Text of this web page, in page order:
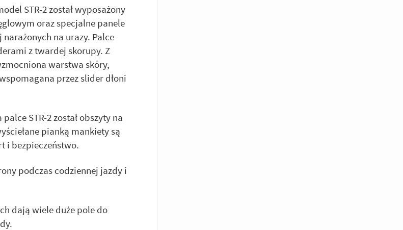
STR-2 został wyposażony
oraz specjalne panele
na urazy. Palce
z twardej skorupy. Z
warstwa skóry,
przez slider dłoni
STR-2 został obszyty na
pianką mankiety są
i bezpieczeństwo.
podczas codziennej jazdy i
dają wiele duże pole do